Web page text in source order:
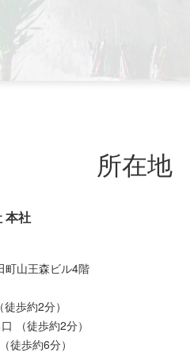
所在地
本社
町山王森ビル4階
歩約2分）
（徒歩約2分）
徒歩約6分）